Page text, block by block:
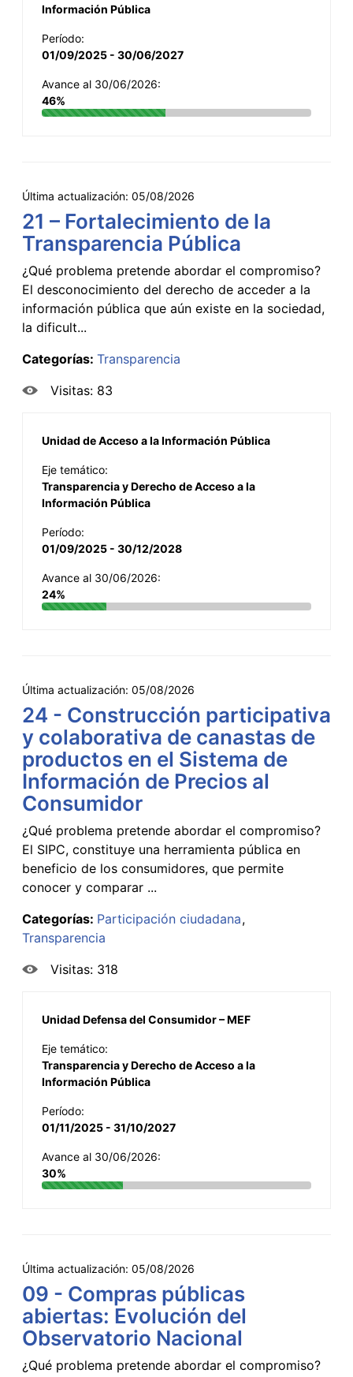
Información Pública
Período:
01/09/2025 - 30/06/2027
Avance al 30/06/2026:
46%
Última actualización: 05/08/2026
21 – Fortalecimiento de la
Transparencia Pública
¿Qué problema pretende abordar el compromiso?
El desconocimiento del derecho de acceder a la
información pública que aún existe en la sociedad,
la dificult...
Categorías: Transparencia
Visitas: 83
Unidad de Acceso a la Información Pública
Eje temático:
Transparencia y Derecho de Acceso a la
Información Pública
Período:
01/09/2025 - 30/12/2028
Avance al 30/06/2026:
24%
Última actualización: 05/08/2026
24 - Construcción participativa
y colaborativa de canastas de
productos en el Sistema de
Información de Precios al
Consumidor
¿Qué problema pretende abordar el compromiso?
El SIPC, constituye una herramienta pública en
beneficio de los consumidores, que permite
conocer y comparar ...
Categorías: Participación ciudadana
Transparencia
Visitas: 318
Unidad Defensa del Consumidor – MEF
Eje temático:
Transparencia y Derecho de Acceso a la
Información Pública
Período:
01/11/2025 - 31/10/2027
Avance al 30/06/2026:
30%
Última actualización: 05/08/2026
09 - Compras públicas
abiertas: Evolución del
Observatorio Nacional
¿Qué problema pretende abordar el compromiso?